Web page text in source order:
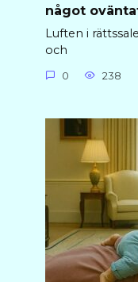
något
Luften i
och
0 238